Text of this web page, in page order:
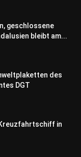
geschlossene
bleibt am...
des
DGT
in